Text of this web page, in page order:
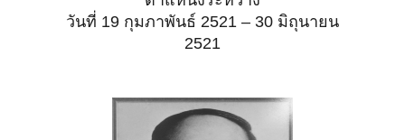
วันที่ 19 กุมภาพันธ์ 2521 – 30 มิถุนายน
2521